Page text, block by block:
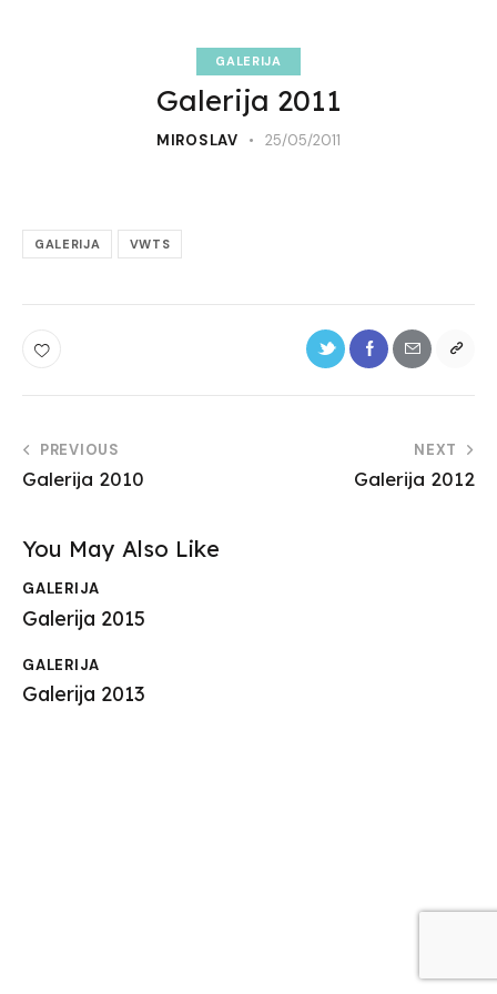
GALERIJA
Galerija 2011
MIROSLAV 25/05/2011
GALERIJA VWTS
Navigacija
objava
PREVIOUS
Galerija 2010
NEXT
Galerija 2012
You May Also Like
GALERIJA
Galerija 2015
GALERIJA
Galerija 2013